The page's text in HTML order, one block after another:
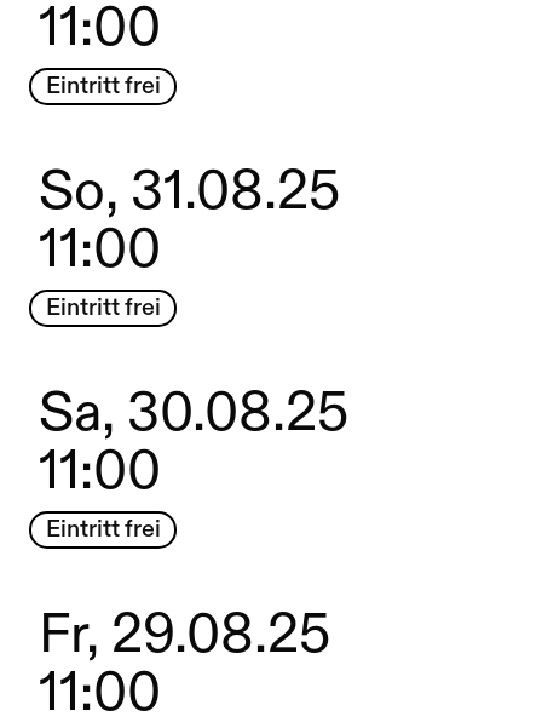
11:00
Eintritt frei
So, 31.08.25
11:00
Eintritt frei
Sa, 30.08.25
11:00
Eintritt frei
Fr, 29.08.25
11:00